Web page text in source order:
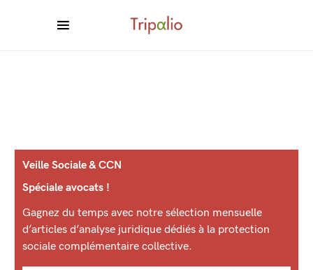
Veille Sociale & CCN
Spéciale avocats !
Gagnez du temps avec notre sélection mensuelle
d’articles d’analyse juridique dédiés à la protection
sociale complémentaire collective.